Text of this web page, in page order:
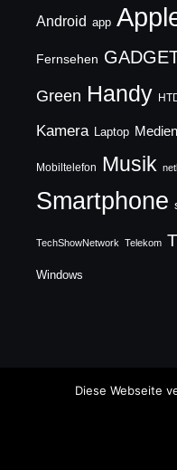
Android app
Fernsehen
Green Handy
Kamera Laptop Medien
Mobiltelefon Musik
Smartphone
TechShowNetwork Telekom
Windows
Copyright ©
Diese Webseite